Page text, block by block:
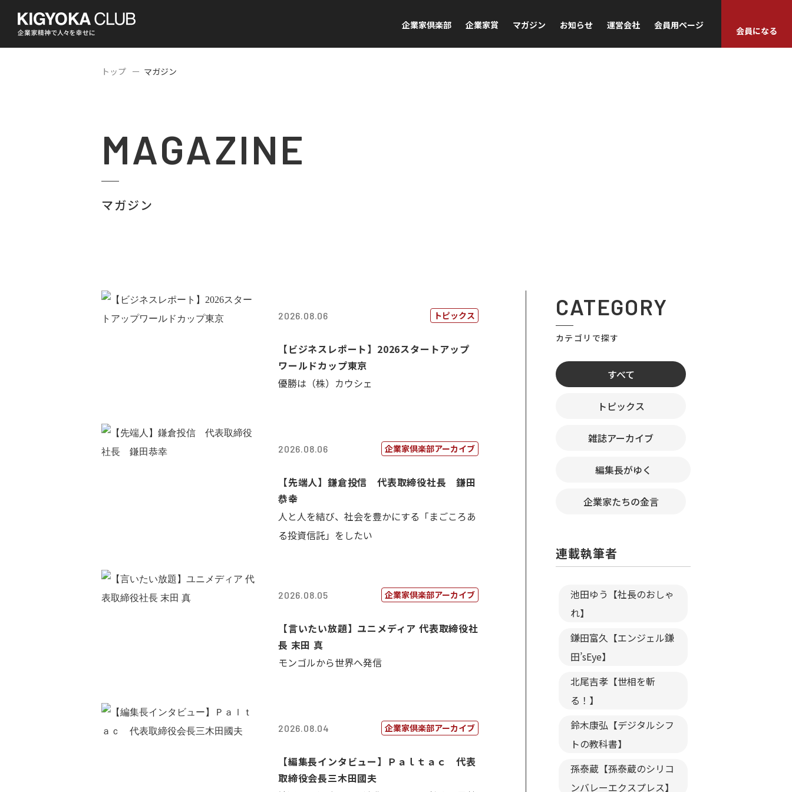
企業家倶楽部 企業家賞 マガジン お知らせ 運営会社 会員用ページ
会員になる
トップ マガジン
MAGAZINE
マガジン
2026.08.06 トピックス
【ビジネスレポート】2026スタートアップ
ワールドカップ東京
優勝は（株）カウシェ
2026.08.06 企業家倶楽部アーカイブ
【先端人】鎌倉投信 代表取締役社長 鎌田
恭幸
人と人を結び、社会を豊かにする「まごころあ
る投資信託」をしたい
2026.08.05 企業家倶楽部アーカイブ
【言いたい放題】ユニメディア 代表取締役社
長 末田 真
モンゴルから世界へ発信
2026.08.04 企業家倶楽部アーカイブ
【編集長インタビュー】Ｐａｌｔａｃ 代表
取締役会長三木田國夫
CATEGORY
カテゴリで探す
すべて
トピックス
雑誌アーカイブ
編集長がゆく
企業家たちの金言
連載執筆者
池田ゆう【社長のおしゃ
れ】
鎌田富久【エンジェル鎌
田’sEye】
北尾吉孝【世相を斬
る！】
鈴木康弘【デジタルシフ
トの教科書】
孫泰蔵【孫泰蔵のシリコ
ンバレーエクスプレス】